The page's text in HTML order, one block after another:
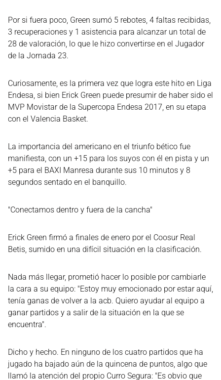
Por si fuera poco, Green sumó 5 rebotes, 4 faltas recibidas,
3 recuperaciones y 1 asistencia para alcanzar un total de
28 de valoración, lo que le hizo convertirse en el Jugador
de la Jornada 23.
Curiosamente, es la primera vez que logra este hito en Liga
Endesa, si bien Erick Green puede presumir de haber sido el
MVP Movistar de la Supercopa Endesa 2017, en su etapa
con el Valencia Basket.
La importancia del americano en el triunfo bético fue
manifiesta, con un +15 para los suyos con él en pista y un
+5 para el BAXI Manresa durante sus 10 minutos y 8
segundos sentado en el banquillo.
"Conectamos dentro y fuera de la cancha"
Erick Green firmó a finales de enero por el Coosur Real
Betis, sumido en una difícil situación en la clasificación.
Nada más llegar, prometió hacer lo posible por cambiarle
la cara a su equipo: "Estoy muy emocionado por estar aquí,
tenía ganas de volver a la acb. Quiero ayudar al equipo a
ganar partidos y a salir de la situación en la que se
encuentra".
Dicho y hecho. En ninguno de los cuatro partidos que ha
jugado ha bajado aún de la quincena de puntos, algo que
llamó la atención del propio Curro Segura: "Es obvio que